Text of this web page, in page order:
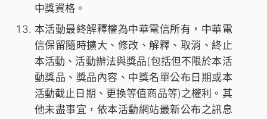
中獎資格。
本活動最終解釋權為中華電信所有，中華電
信保留隨時擴大、修改、解釋、取消、終止
本活動、活動辦法與獎品(包括但不限於本活
動獎品、獎品內容、中獎名單公布日期或本
活動截止日期、更換等值商品等)之權利。其
他未盡事宜，依本活動網站最新公布之訊息